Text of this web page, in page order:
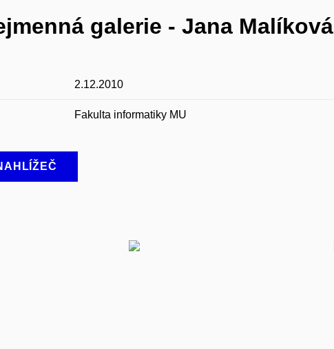
galerie - Jana Malíková
2.12.2010
Fakulta informatiky MU